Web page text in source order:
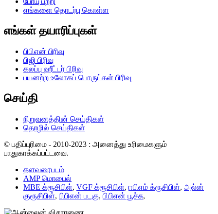
எங்களை தொடர்பு கொள்ள
எங்கள் தயாரிப்புகள்
பிபிஎன் பிரிவு
பிஜி பிரிவு
கலப்பு ஹீட்டர் பிரிவு
பயனற்ற உலோகப் பொருட்கள் பிரிவு
செய்தி
நிறுவனத்தின் செய்திகள்
தொழில் செய்திகள்
© பதிப்புரிமை - 2010-2023 : அனைத்து உரிமைகளும்
பாதுகாக்கப்பட்டவை.
தளவரைபடம்
AMP மொபைல்
MBE க்ரூசிபிள், VGF க்ரூசிபிள், ஈபிஎம் க்ரூசிபிள், அல்ன்
குரூசிபிள், பிபிஎன் படகு, பிபிஎன் பூச்சு,